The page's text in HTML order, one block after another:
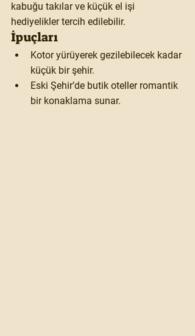
kabuğu takılar ve küçük el işi
hediyelikler tercih edilebilir.
İpuçları
Kotor yürüyerek gezilebilecek kadar
küçük bir şehir.
Eski Şehir’de butik oteller romantik
bir konaklama sunar.